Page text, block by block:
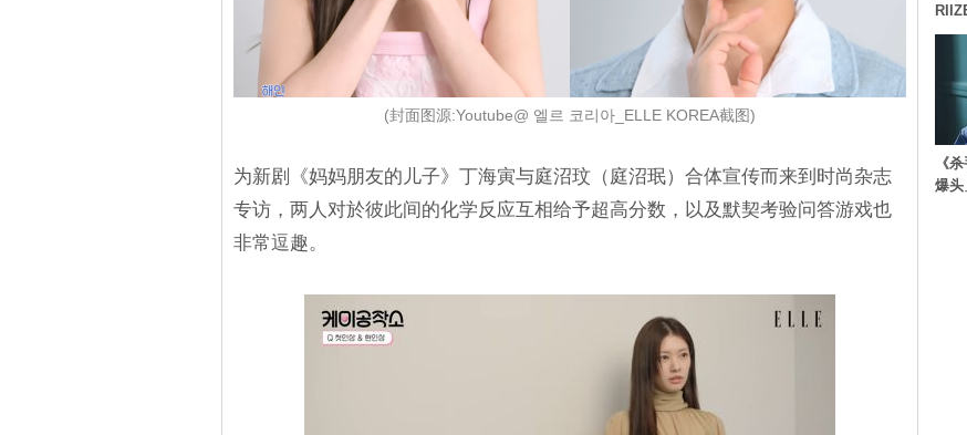
(封面图源:Youtube@ 엘르 코리아_ELLE KOREA截图)
为新剧《妈妈朋友的儿子》丁海寅与庭沼玟（庭沼珉）合体宣传而来到时尚杂志
专访，两人对於彼此间的化学反应互相给予超高分数，以及默契考验问答游戏也
非常逗趣。
《
爆头